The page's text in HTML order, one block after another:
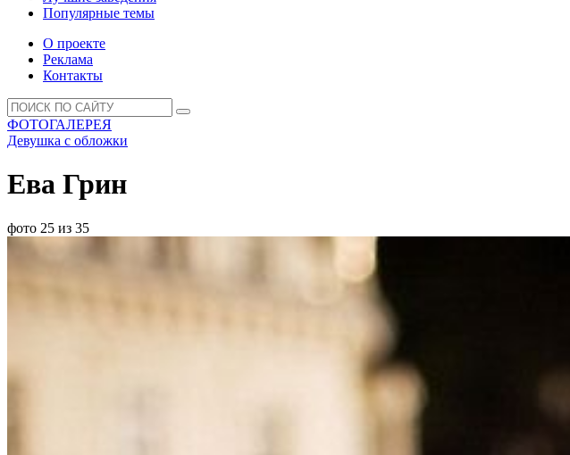
Популярные темы
О проекте
Реклама
Контакты
ФОТОГАЛЕРЕЯ
Девушка с обложки
Ева Грин
фото 25 из 35